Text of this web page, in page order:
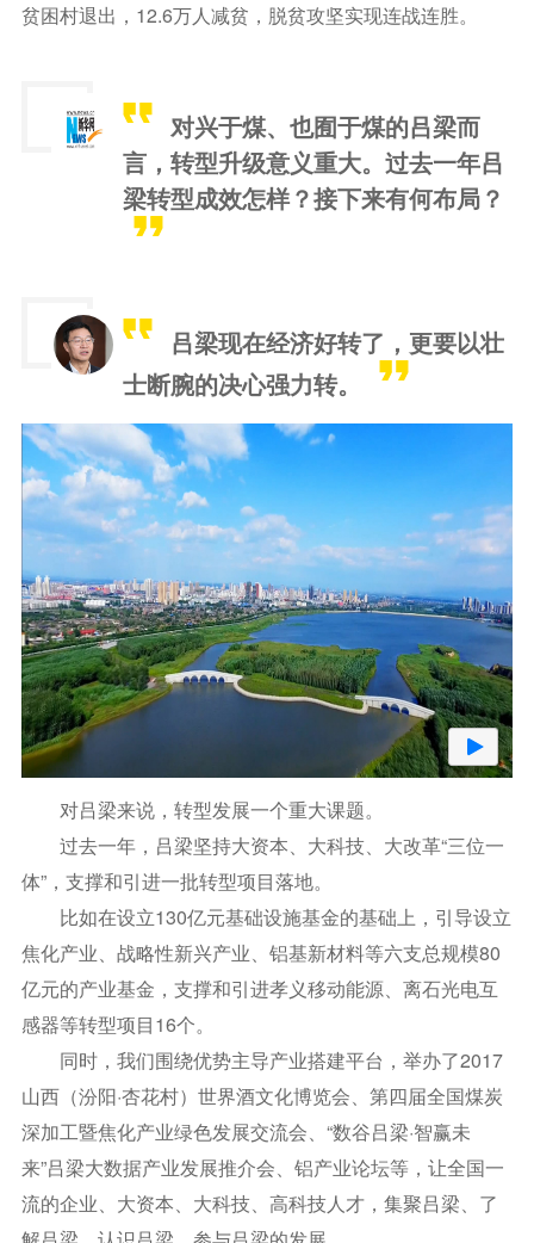
贫困村退出，12.6万人减贫，脱贫攻坚实现连战连胜。
对兴于煤、也囿于煤的吕梁而
言，转型升级意义重大。过去一年吕
梁转型成效怎样？接下来有何布局？
吕梁现在经济好转了，更要以壮
士断腕的决心强力转。
对吕梁来说，转型发展一个重大课题。
过去一年，吕梁坚持大资本、大科技、大改革“三位一
体”，支撑和引进一批转型项目落地。
比如在设立130亿元基础设施基金的基础上，引导设立
焦化产业、战略性新兴产业、铝基新材料等六支总规模80
亿元的产业基金，支撑和引进孝义移动能源、离石光电互
感器等转型项目16个。
同时，我们围绕优势主导产业搭建平台，举办了2017
山西（汾阳·杏花村）世界酒文化博览会、第四届全国煤炭
深加工暨焦化产业绿色发展交流会、“数谷吕梁·智赢未
来”吕梁大数据产业发展推介会、铝产业论坛等，让全国一
流的企业、大资本、大科技、高科技人才，集聚吕梁、了